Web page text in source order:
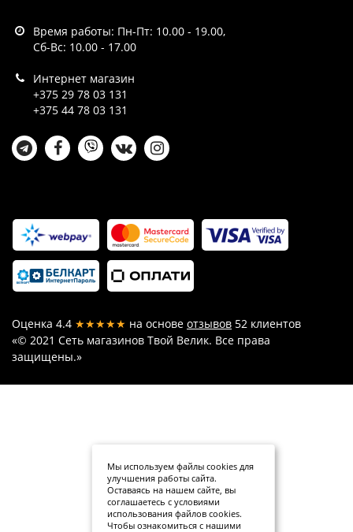
Время работы: Пн-Пт: 10.00 - 19.00,
Сб-Вс: 10.00 - 17.00
Интернет магазин
+375 29 78 03 131
+375 44 78 03 131
Оценка 4.4 ★★★★★ на основе отзывов 52 клиентов
«© 2021 Сеть магазинов Твой Велик. Все права
защищены.»
Мы используем файлы cookies для
улучшения работы сайта.
Оставаясь на нашем сайте, вы
соглашаетесь с условиями
использования файлов cookies.
Чтобы ознакомиться с нашими